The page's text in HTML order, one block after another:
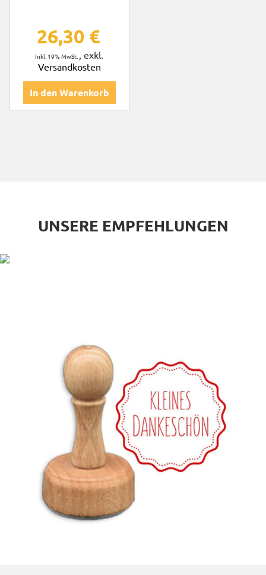
26,30 €
Inkl. 19% MwSt. ,exkl.
Versandkosten
In den Warenkorb
UNSERE EMPFEHLUNGEN